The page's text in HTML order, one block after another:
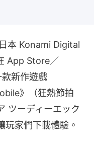
本 Konami Digital
App Store／
新作遊戲
》（狂熱節拍
ツーディーエック
玩家們下載體驗。